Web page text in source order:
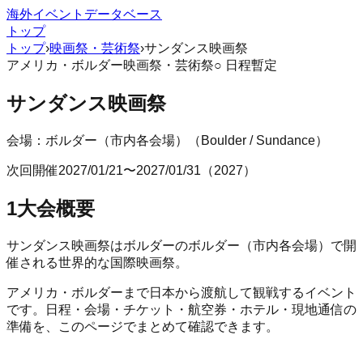
海外イベントデータベース
トップ
トップ›映画祭・芸術祭›サンダンス映画祭
アメリカ ・ ボルダー映画祭・芸術祭○ 日程暫定
サンダンス映画祭
会場： ボルダー（市内各会場） （ Boulder / Sundance）
次回開催2027/01/21〜2027/01/31 （2027）
1大会概要
サンダンス映画祭はボルダーのボルダー（市内各会場）で開
催される世界的な国際映画祭。
アメリカ ・ ボルダー まで日本から渡航して観戦するイベント
です。日程・会場・チケット・航空券・ホテル・現地通信の
準備を、このページでまとめて確認できます。